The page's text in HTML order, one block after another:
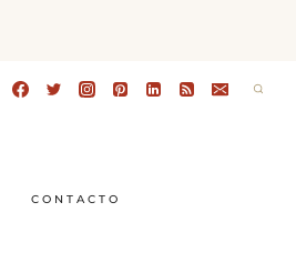
CONTACTO